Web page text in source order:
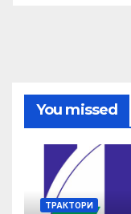
You missed
ТРАКТОРИ